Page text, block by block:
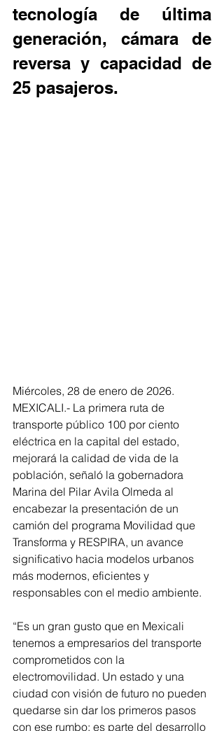
tecnología de última
generación, cámara de
reversa y capacidad de
25 pasajeros.
Miércoles, 28 de enero de 2026.
MEXICALI.- La primera ruta de
transporte público 100 por ciento
eléctrica en la capital del estado,
mejorará la calidad de vida de la
población, señaló la gobernadora
Marina del Pilar Avila Olmeda al
encabezar la presentación de un
camión del programa Movilidad que
Transforma y RESPIRA, un avance
significativo hacia modelos urbanos
más modernos, eficientes y
responsables con el medio ambiente.
“Es un gran gusto que en Mexicali
tenemos a empresarios del transporte
comprometidos con la
electromovilidad. Un estado y una
ciudad con visión de futuro no pueden
quedarse sin dar los primeros pasos
con ese rumbo; es parte del desarrollo